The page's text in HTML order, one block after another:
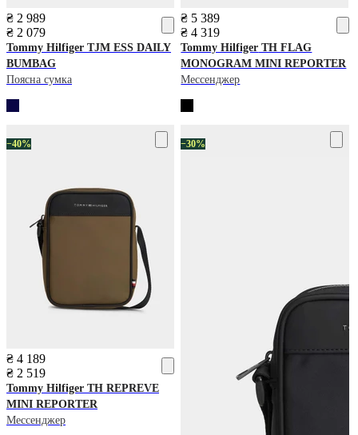
₴ 2 989
₴ 2 079
Tommy Hilfiger TJM ESS DAILY
BUMBAG
Поясна сумка
₴ 5 389
₴ 4 319
Tommy Hilfiger TH FLAG
MONOGRAM MINI REPORTER
Мессенджер
−40%
₴ 4 189
₴ 2 519
Tommy Hilfiger TH REPREVE
MINI REPORTER
Мессенджер
−30%